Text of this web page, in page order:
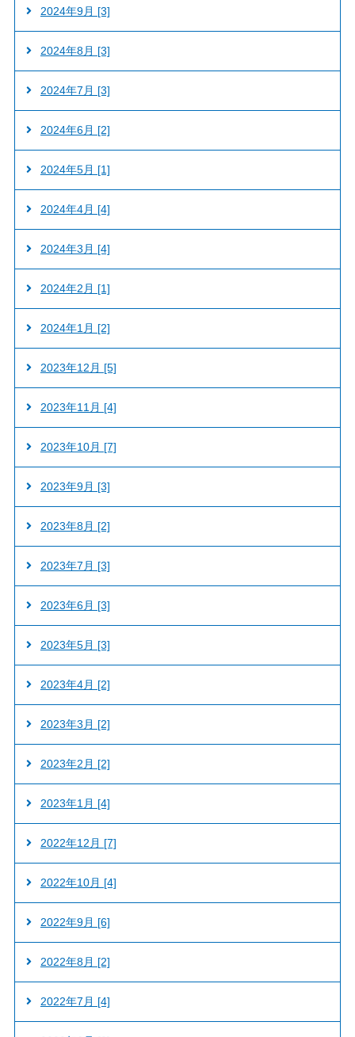
2024年9月 [3]
2024年8月 [3]
2024年7月 [3]
2024年6月 [2]
2024年5月 [1]
2024年4月 [4]
2024年3月 [4]
2024年2月 [1]
2024年1月 [2]
2023年12月 [5]
2023年11月 [4]
2023年10月 [7]
2023年9月 [3]
2023年8月 [2]
2023年7月 [3]
2023年6月 [3]
2023年5月 [3]
2023年4月 [2]
2023年3月 [2]
2023年2月 [2]
2023年1月 [4]
2022年12月 [7]
2022年10月 [4]
2022年9月 [6]
2022年8月 [2]
2022年7月 [4]